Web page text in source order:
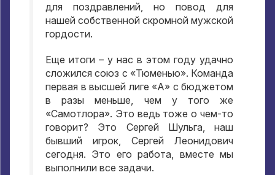
для поздравлений, но повод для
нашей собственной скромной мужской
гордости.
Еще итоги – у нас в этом году удачно
сложился союз с «Тюменью». Команда
первая в высшей лиге «А» с бюджетом
в разы меньше, чем у того же
«Самотлора». Это ведь тоже о чем-то
говорит? Это Сергей Шульга, наш
бывший игрок, Сергей Леонидович
сегодня. Это его работа, вместе мы
выполнили все задачи.